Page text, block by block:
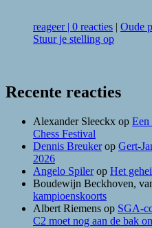
reageer| 0 reacties | Oude
Stuur je stelling op
Recente reacties
Alexander Sleeckx op Een
Chess Festival
Dennis Breukerop Gert-
2026
Angelo Spilerop Het
Boudewijn Beckhoven,
kampioenskoorts
Albert Riemens op SGA-
C2 moet nog aan de bak